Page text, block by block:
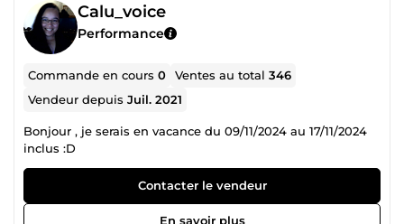
Calu_voice
Performance
Commande en cours0 Ventes au total346
Vendeur depuisJuil. 2021
Bonjour , je serais en vacance du 09/11/2024 au 17/11/2024
inclus :D
Contacter le vendeur
En savoir plus